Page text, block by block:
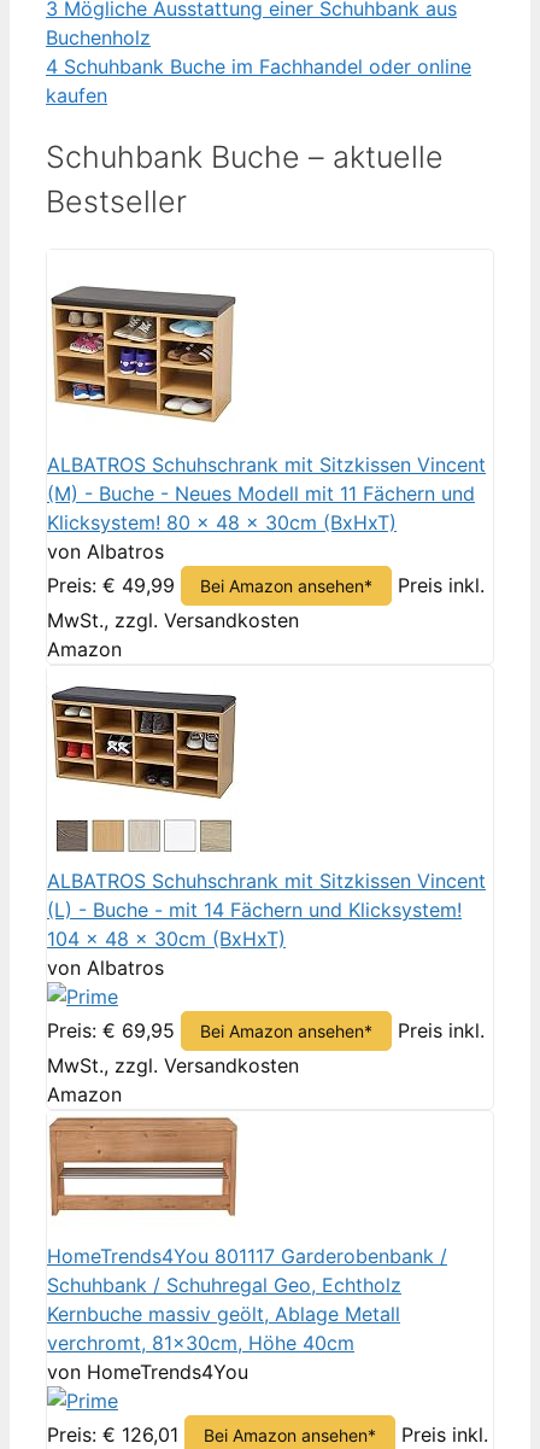
3 Mögliche Ausstattung einer Schuhbank aus
Buchenholz
4 Schuhbank Buche im Fachhandel oder online
kaufen
Schuhbank Buche – aktuelle
Bestseller
ALBATROS Schuhschrank mit Sitzkissen Vincent
(M) - Buche - Neues Modell mit 11 Fächern und
Klicksystem! 80 x 48 x 30cm (BxHxT)
von Albatros
Preis: € 49,99
Bei Amazon ansehen*
Preis inkl.
MwSt., zzgl. Versandkosten
Amazon
ALBATROS Schuhschrank mit Sitzkissen Vincent
(L) - Buche - mit 14 Fächern und Klicksystem!
104 x 48 x 30cm (BxHxT)
von Albatros
Preis: € 69,95 Bei Amazon ansehen*
Preis inkl.
MwSt., zzgl. Versandkosten
Amazon
HomeTrends4You 801117 Garderobenbank /
Schuhbank / Schuhregal Geo, Echtholz
Kernbuche massiv geölt, Ablage Metall
verchromt, 81x30cm, Höhe 40cm
von HomeTrends4You
Preis: € 126,01 Bei Amazon ansehen*
Preis inkl.